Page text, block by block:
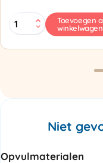
MINI
PAK'R
Refurbished
Toevoegen
winkelwagen
Niet
Opvulmaterialen